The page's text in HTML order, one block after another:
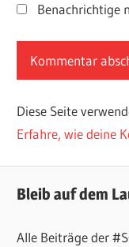
Benachrichtige
Diese Seite
Erfahre, wie deine
Bleib auf dem
Alle Beiträge der